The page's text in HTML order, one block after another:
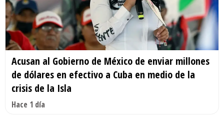
Acusan al Gobierno de México de enviar millones
de dólares en efectivo a Cuba en medio de la
crisis de la Isla
Hace 1 día